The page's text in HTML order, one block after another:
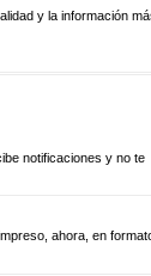
y la información
notificaciones y no te
ahora, en